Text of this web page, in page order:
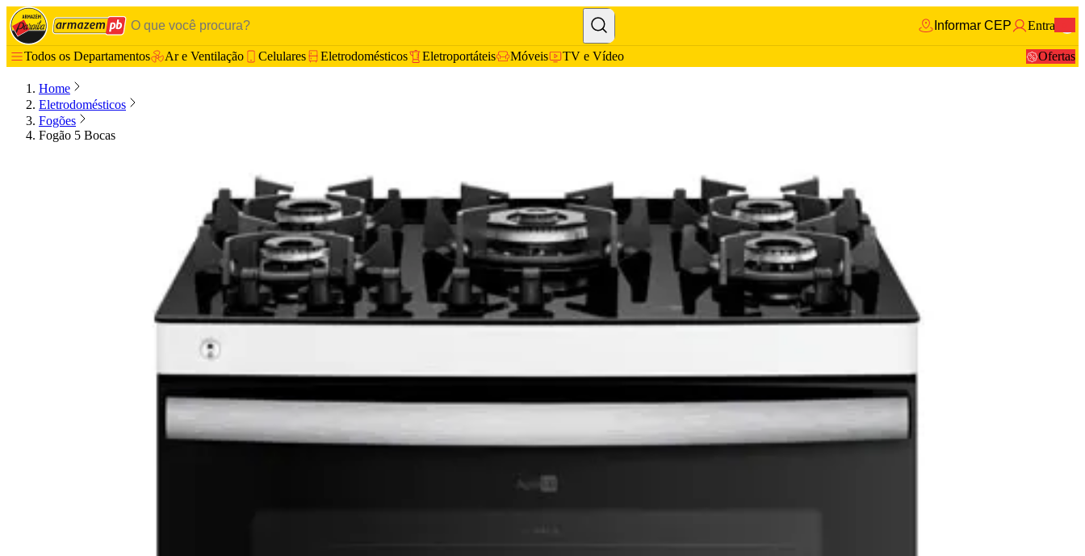
Informar CEP Entrar
Todos os Departamentos Ar e Ventilação Celulares Eletrodomésticos Eletroportáteis Móveis TV e Vídeo Ofertas
Home
Eletrodomésticos
Fogões
Fogão 5 Bocas